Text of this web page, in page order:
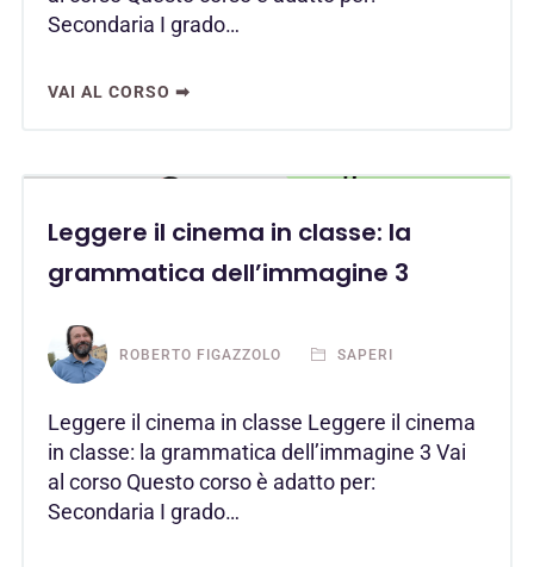
Secondaria I grado…
VAI AL CORSO ➡
Leggere il cinema in classe: la
grammatica dell’immagine 3
ROBERTO FIGAZZOLO SAPERI
Leggere il cinema in classe Leggere il cinema
in classe: la grammatica dell’immagine 3 Vai
al corso Questo corso è adatto per:
Secondaria I grado…